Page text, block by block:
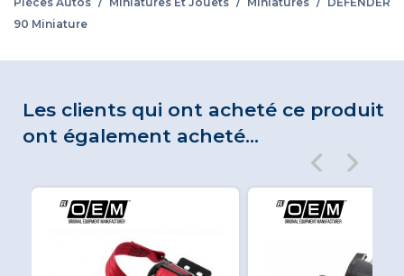
90 Miniature
Les clients qui ont acheté ce produit
ont également acheté...